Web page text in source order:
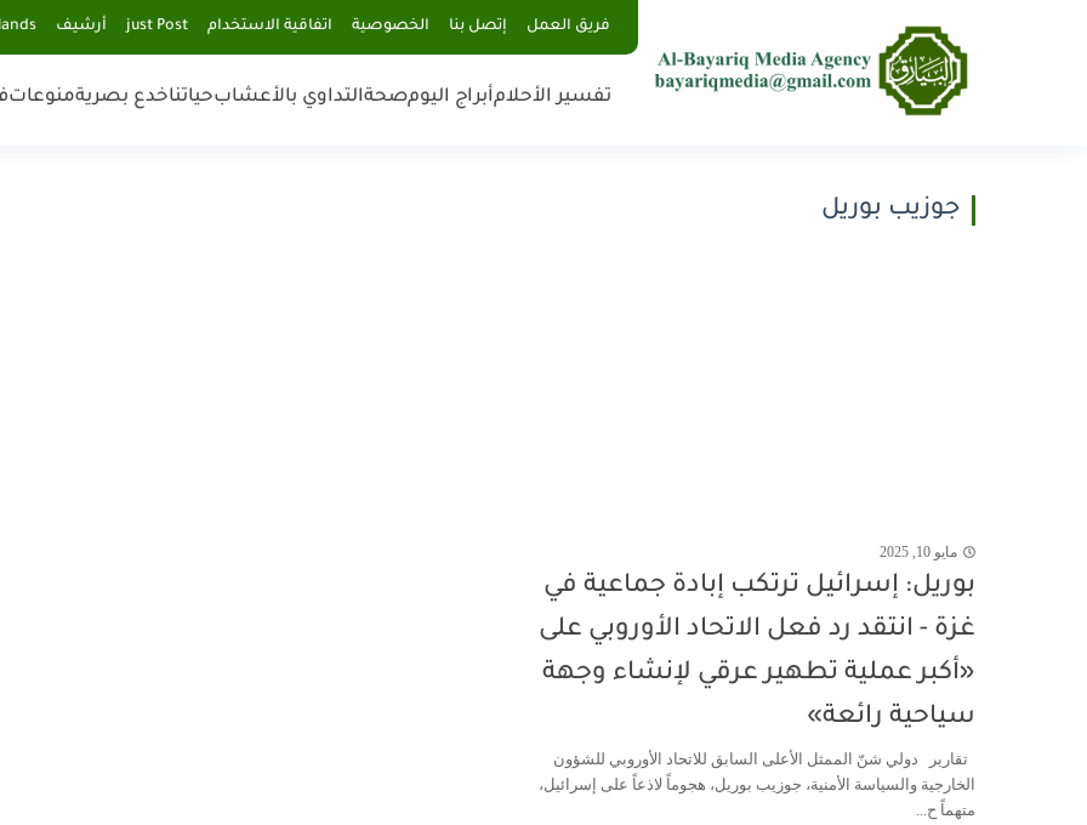
فريق العمل إتصل بنا الخصوصية اتفاقية الاستخدام just Post أرشيف
تفسير الأحلامأبراج اليومصحةالتداوي بالأعشابحياتناخدع بصريةمنوعات
جوزيب بوريل
مايو 10, 2025
بوريل: إسرائيل ترتكب إبادة جماعية في
غزة - انتقد رد فعل الاتحاد الأوروبي على
«أكبر عملية تطهير عرقي لإنشاء وجهة
سياحية رائعة»
تقارير دولي شنّ الممثل الأعلى السابق للاتحاد الأوروبي للشؤون
الخارجية والسياسة الأمنية، جوزيب بوريل، هجوماً لاذعاً على إسرائيل،
متهماً ح...